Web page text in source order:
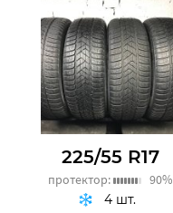
225/55 R17
протектор: 90%
4 шт.